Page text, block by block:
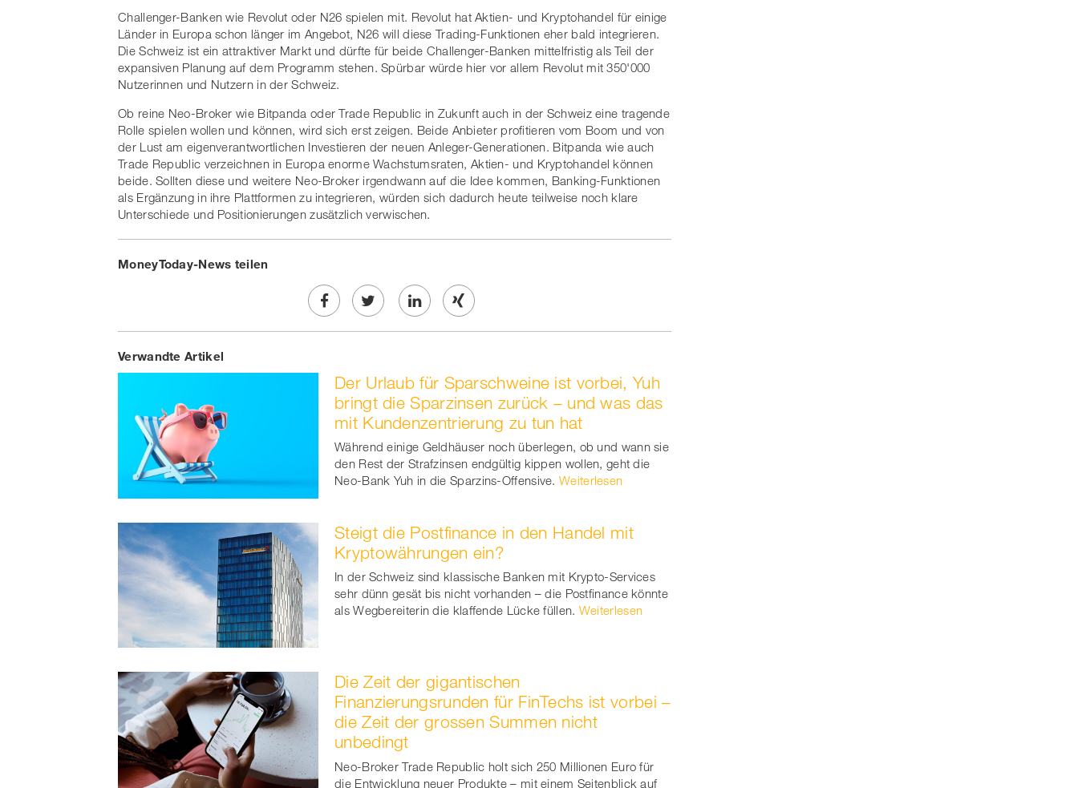
Challenger-Banken wie Revolut oder N26 spielen mit. Revolut hat Aktien- und Kryptohandel für einige
Länder in Europa schon länger im Angebot, N26 will diese Trading-Funktionen eher bald integrieren.
Die Schweiz ist ein attraktiver Markt und dürfte für beide Challenger-Banken mittelfristig als Teil der
expansiven Planung auf dem Programm stehen. Spürbar würde hier vor allem Revolut mit 350'000
Nutzerinnen und Nutzern in der Schweiz.
Ob reine Neo-Broker wie Bitpanda oder Trade Republic in Zukunft auch in der Schweiz eine tragende
Rolle spielen wollen und können, wird sich erst zeigen. Beide Anbieter profitieren vom Boom und von
der Lust am eigenverantwortlichen Investieren der neuen Anleger-Generationen. Bitpanda wie auch
Trade Republic verzeichnen in Europa enorme Wachstumsraten, Aktien- und Kryptohandel können
beide. Sollten diese und weitere Neo-Broker irgendwann auf die Idee kommen, Banking-Funktionen
als Ergänzung in ihre Plattformen zu integrieren, würden sich dadurch heute teilweise noch klare
Unterschiede und Positionierungen zusätzlich verwischen.
MoneyToday-News teilen
Share
Facebook
Twe
on
twitt
er
Share
linkedin
Share
Xing
Verwandte Artikel
Der Urlaub für Sparschweine ist vorbei, Yuh
bringt die Sparzinsen zurück – und was das
mit Kundenzentrierung zu tun hat
Während einige Geldhäuser noch überlegen, ob und wann sie
den Rest der Strafzinsen endgültig kippen wollen, geht die
Neo-Bank Yuh in die Sparzins-Offensive. Weiterlesen
Steigt die Postfinance in den Handel mit
Kryptowährungen ein?
In der Schweiz sind klassische Banken mit Krypto-Services
sehr dünn gesät bis nicht vorhanden – die Postfinance könnte
als Wegbereiterin die klaffende Lücke füllen. Weiterlesen
Die Zeit der gigantischen
Finanzierungsrunden für FinTechs ist vorbei –
die Zeit der grossen Summen nicht
unbedingt
Neo-Broker Trade Republic holt sich 250 Millionen Euro für
die Entwicklung neuer Produkte – mit einem Seitenblick auf